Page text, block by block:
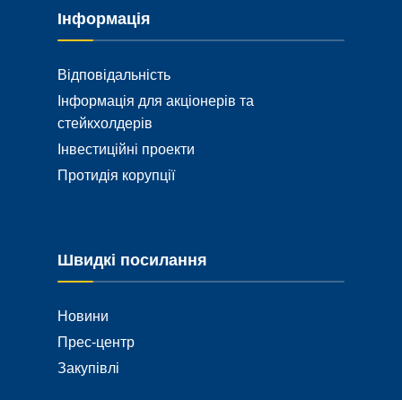
Інформація
Відповідальність
Інформація для акціонерів та
стейкхолдерів
Інвестиційні проекти
Протидія корупції
Швидкі посилання
Новини
Прес-центр
Закупівлі